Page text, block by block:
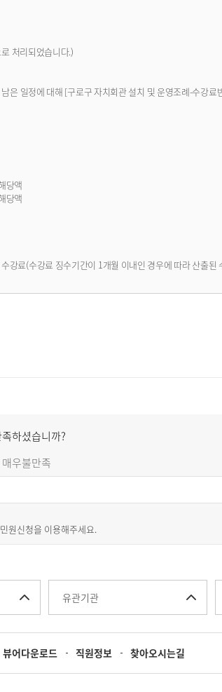
처리되었습니다.)
은 일정에 대해 [구로구 자치회관 설치 및 운영조례-수강료
당액
당액
강료 징수기간이 1개월 이내인 경우에 따라 산출된
하셨습니까?
매우불만족
원신청을 이용해주세요.
유관기관
뷰어다운로드 직원정보 찾아오시는길